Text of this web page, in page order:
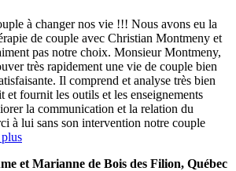
à changer nos vie !!! Nous avons eu la
de couple avec Christian Montmeny et
pas notre choix. Monsieur Montmeny,
très rapidement une vie de couple bien
Il comprend et analyse très bien
et fournit les outils et les enseignements
la communication et la relation du
à lui sans son intervention notre couple
et Marianne de Bois des Filion, Québec